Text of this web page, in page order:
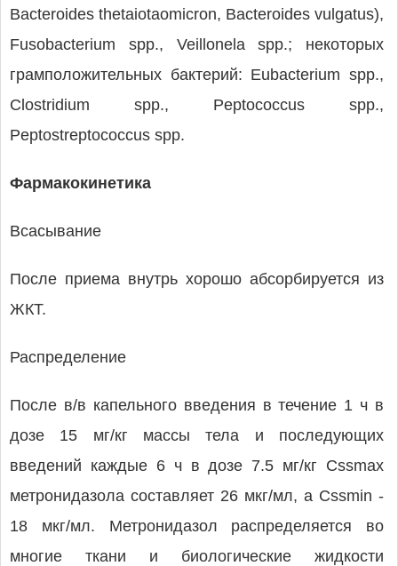
Bacteroides thetaiotaomicron, Bacteroides vulgatus),
Fusobacterium spp., Veillonela spp.; некоторых
грамположительных бактерий: Eubacterium spp.,
Clostridium spp., Peptococcus spp.,
Peptostreptococcus spp.
Фармакокинетика
Всасывание
После приема внутрь хорошо абсорбируется из
ЖКТ.
Распределение
После в/в капельного введения в течение 1 ч в
дозе 15 мг/кг массы тела и последующих
введений каждые 6 ч в дозе 7.5 мг/кг Cssmax
метронидазола составляет 26 мкг/мл, а Cssmin -
18 мкг/мл. Метронидазол распределяется во
многие ткани и биологические жидкости